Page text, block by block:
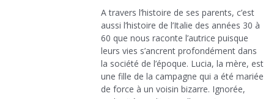
A travers l’histoire de ses parents, c’est
aussi l’histoire de l’Italie des années 30 à
60 que nous raconte l’autrice puisque
leurs vies s’ancrent profondément dans
la société de l’époque. Lucia, la mère, est
une fille de la campagne qui a été mariée
de force à un voisin bizarre. Ignorée,